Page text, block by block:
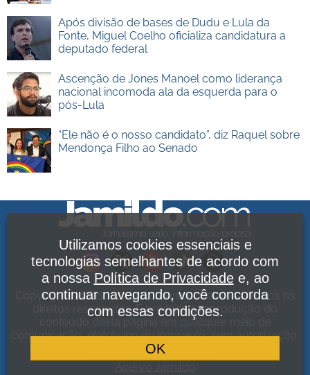
Após divisão de bases de Dudu e Lula da
Fonte, Miguel Coelho oficializa candidatura a
deputado federal
Ascenção de Jones Manoel como liderança
nacional incomoda ala da esquerda para o
pós-Lula
“Ele não é o nosso candidato”, diz Raquel sobre
Mendonça Filho ao Senado
Copyright Jamildo Melo Comunicações Ltda. Todos os
direitos reservados. É proibida a reprodução do
conteúdo desta página em qualquer meio de
comunicação, eletrônico ou impresso, sem autorização.
Política de Privacidade
Utilizamos cookies essenciais e
tecnologias semelhantes de acordo com
a nossa Política de Privacidadee, ao
continuar navegando, você concorda
com essas condições.
OK